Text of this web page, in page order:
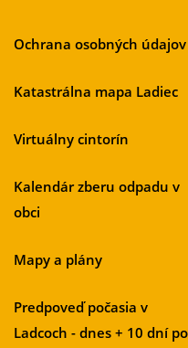
Ochrana osobných údajov
Katastrálna mapa Ladiec
Virtuálny cintorín
Kalendár zberu odpadu v
obci
Mapy a plány
Predpoveď počasia v
Ladcoch - dnes + 10 dní po